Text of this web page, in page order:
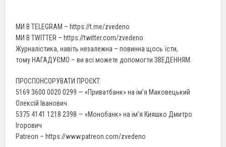
МИ В TELEGRAM – https://t.me/zvedeno
МИ В TWITTER – https://twitter.com/zvedeno
Журналістика, навіть незалежна – повинна щось їсти,
тому НАГАДУЄМО – ви всі можете допомогти ЗВЕДЕННЯМ.
ПРОСПОНСОРУВАТИ ПРОЄКТ:
5169 3600 0020 0299 — «Приватбанк» на ім’я Маковецький
Олексій Іванович
5375 4141 1218 2398 — «Монобанк» на ім’я Кияшко Дмитро
Ігорович
Patreon – https://www.patreon.com/zvedeno